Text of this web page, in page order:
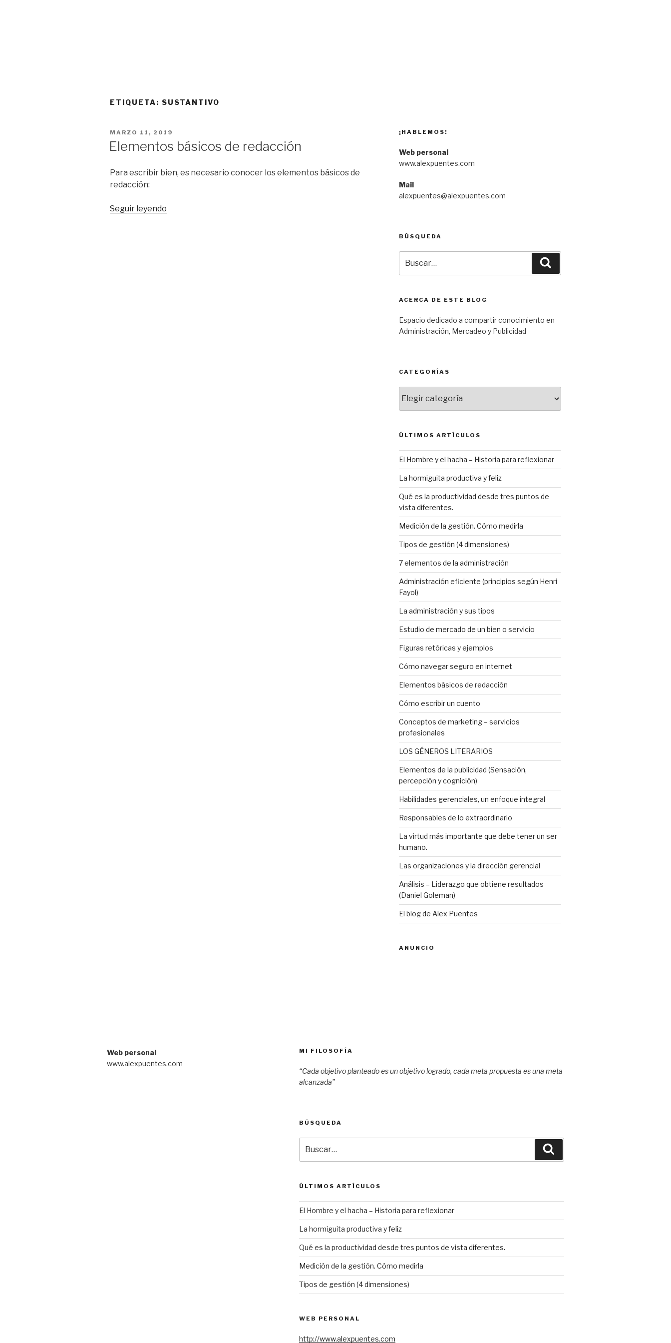
ETIQUETA: SUSTANTIVO
PUBLICADO
MARZO 11, 2019
Elementos básicos de redacción
Para escribir bien, es necesario conocer los elementos básicos de
redacción:
Seguir leyendo
¡HABLEMOS!
Web personal
www.alexpuentes.com
Mail
alexpuentes@alexpuentes.com
BÚSQUEDA
por:
ACERCA DE ESTE BLOG
Espacio dedicado a compartir conocimiento en
Administración, Mercadeo y Publicidad
CATEGORÍAS
ÚLTIMOS ARTÍCULOS
El Hombre y el hacha – Historia para reflexionar
La hormiguita productiva y feliz
Qué es la productividad desde tres puntos de
vista diferentes.
Medición de la gestión. Cómo medirla
Tipos de gestión (4 dimensiones)
7 elementos de la administración
Administración eficiente (principios según Henri
Fayol)
La administración y sus tipos
Estudio de mercado de un bien o servicio
Figuras retóricas y ejemplos
Cómo navegar seguro en internet
Elementos básicos de redacción
Cómo escribir un cuento
Conceptos de marketing – servicios
profesionales
LOS GÉNEROS LITERARIOS
Elementos de la publicidad (Sensación,
percepción y cognición)
Habilidades gerenciales, un enfoque integral
Responsables de lo extraordinario
La virtud más importante que debe tener un ser
humano.
Las organizaciones y la dirección gerencial
Análisis – Liderazgo que obtiene resultados
(Daniel Goleman)
El blog de Alex Puentes
ANUNCIO
Web personal
www.alexpuentes.com
MI FILOSOFÍA
“Cada objetivo planteado es un objetivo logrado, cada meta propuesta es una meta
alcanzada”
BÚSQUEDA
por:
ÚLTIMOS ARTÍCULOS
El Hombre y el hacha – Historia para reflexionar
La hormiguita productiva y feliz
Qué es la productividad desde tres puntos de vista diferentes.
Medición de la gestión. Cómo medirla
Tipos de gestión (4 dimensiones)
WEB PERSONAL
http://www.alexpuentes.com